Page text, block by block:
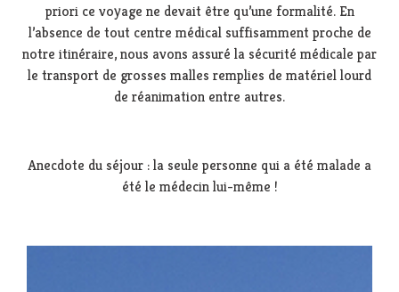
priori ce voyage ne devait être qu’une formalité. En
l’absence de tout centre médical suffisamment proche de
notre itinéraire, nous avons assuré la sécurité médicale par
le transport de grosses malles remplies de matériel lourd
de réanimation entre autres.
Anecdote du séjour : la seule personne qui a été malade a
été le médecin lui-même !